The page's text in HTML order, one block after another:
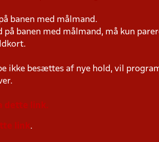
banen med målmand.
på banen med målmand, må kun
ikke besættes af nye hold, vil
dette link.
link.